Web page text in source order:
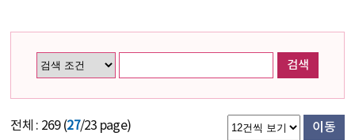
검색
전체 : 269 (27/23 page) 이동